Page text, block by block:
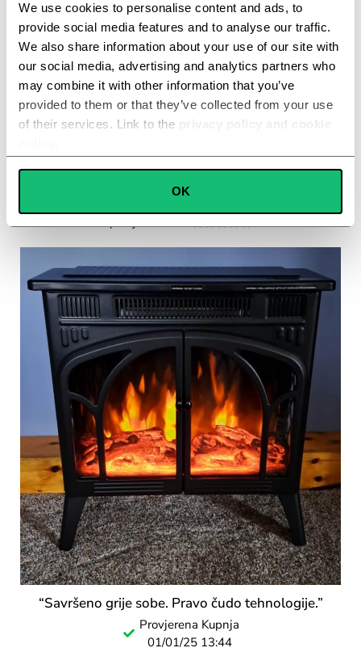
We use cookies to personalise content and ads, to
provide social media features and to analyse our traffic.
We also share information about your use of our site with
our social media, advertising and analytics partners who
may combine it with other information that you’ve
provided to them or that they’ve collected from your use
of their services. Link to the
privacy policy and cookie
Statistics
Marketing
OK
Iskoristite Ponudu za samo 99
eura
+9978 zadovoljni kupci
KATARINA TOMIĆ
“Savršeno grije sobe. Pravo čudo tehnologije.”
Provjerena Kupnja
01/01/25 13:44